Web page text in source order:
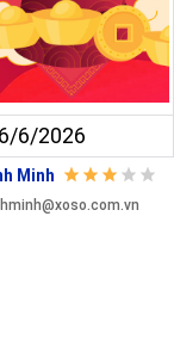
6/2026
Minh